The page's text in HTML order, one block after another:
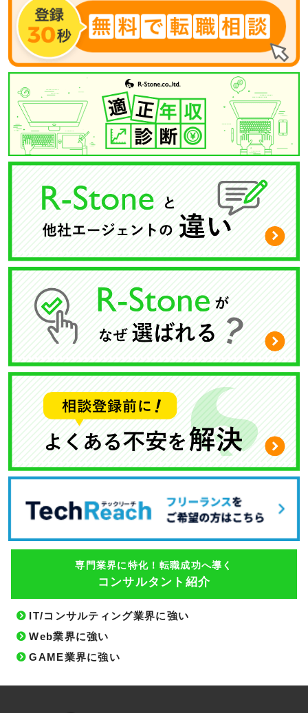
専門業界に特化！転職成功へ導く
コンサルタント紹介
IT/コンサルティング業界に強い
Web業界に強い
GAME業界に強い